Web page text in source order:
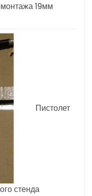
19мм
Пистолет
стенда